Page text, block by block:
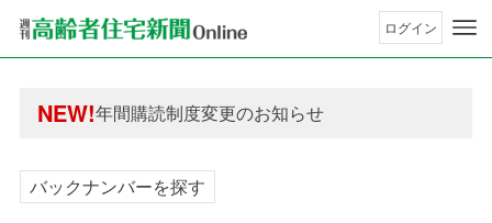
ログイン
NEW!
年間購読制度変更のお知らせ
年間購読制度変更のお知らせ
バックナンバーを探す